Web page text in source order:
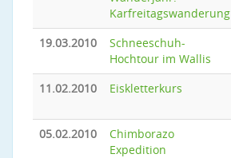
Karfreitagswanderung
19.03.2010
Schneeschuh-
Hochtour im Wallis
11.02.2010 Eiskletterkurs
05.02.2010
Chimborazo
Expedition